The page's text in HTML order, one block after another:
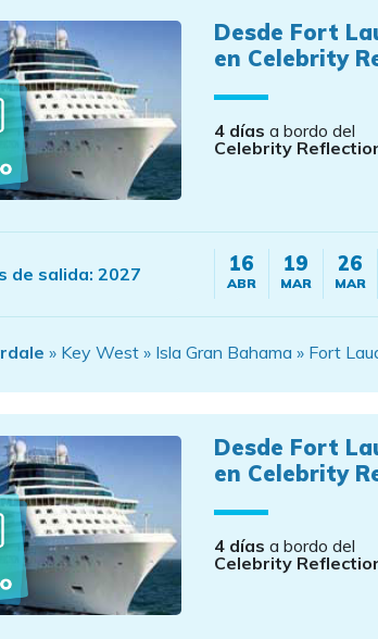
Desde Fort
en Celebrity
4 días a bordo del
Celebrity
de salida: 2027 16
ABR
19
MAR
26
MAR
» Key West » Isla Gran Bahama » Fort
Desde Fort
en Celebrity
4 días a bordo del
Celebrity